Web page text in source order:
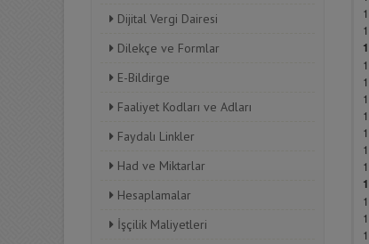
Dijital Vergi Dairesi
Dilekçe ve Formlar
E-Bildirge
Faaliyet Kodları ve Adları
Faydalı Linkler
Had ve Miktarlar
Hesaplamalar
İşçilik Maliyetleri